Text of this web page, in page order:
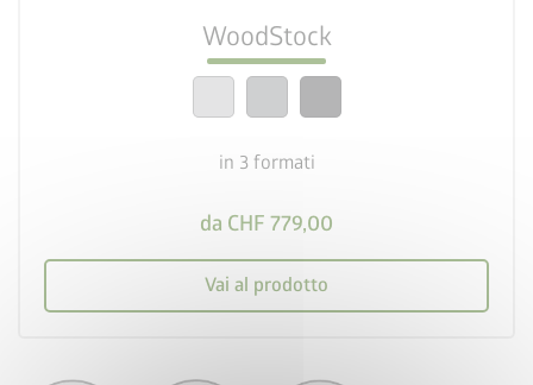
WoodStock
in 3 formati
da CHF 779,00
Vai al prodotto
crown
Qualità top